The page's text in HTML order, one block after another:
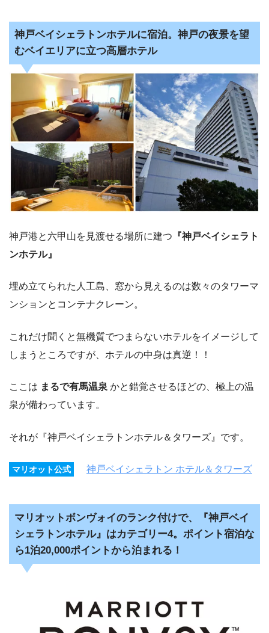
神戸ベイシェラトンホテルに宿泊。神戸の夜景を望
むベイエリアに立つ高層ホテル
神戸港と六甲山を見渡せる場所に建つ 『神戸ベイシェラト
ンホテル』
埋め立てられた人工島、窓から見えるのは数々のタワーマ
ンションとコンテナクレーン。
これだけ聞くと無機質でつまらないホテルをイメージして
しまうところですが、ホテルの中身は真逆！！
ここは まるで有馬温泉 かと錯覚させるほどの、極上の温
泉が備わっています。
それが『神戸ベイシェラトンホテル＆タワーズ』です。
マリオット公式 神戸ベイシェラトン ホテル＆タワーズ
マリオットボンヴォイのランク付けで、『神戸ベイ
シェラトンホテル』はカテゴリー4。ポイント宿泊な
ら1泊20,000ポイントから泊まれる！